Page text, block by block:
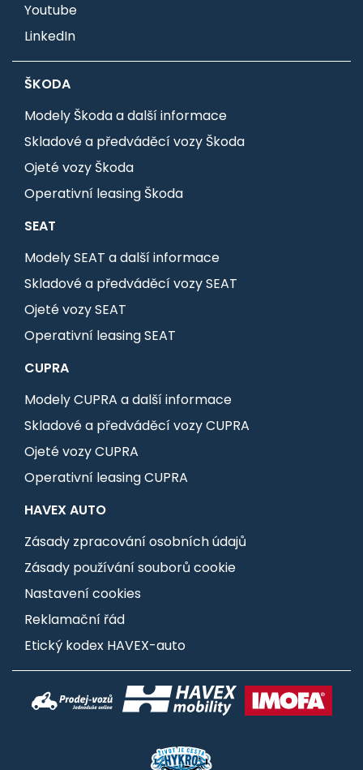
Youtube
LinkedIn
ŠKODA
Modely Škoda a další informace
Skladové a předváděcí vozy Škoda
Ojeté vozy Škoda
Operativní leasing Škoda
SEAT
Modely SEAT a další informace
Skladové a předváděcí vozy SEAT
Ojeté vozy SEAT
Operativní leasing SEAT
CUPRA
Modely CUPRA a další informace
Skladové a předváděcí vozy CUPRA
Ojeté vozy CUPRA
Operativní leasing CUPRA
HAVEX AUTO
Zásady zpracování osobních údajů
Zásady používání souborů cookie
Nastavení cookies
Reklamační řád
Etický kodex HAVEX-auto